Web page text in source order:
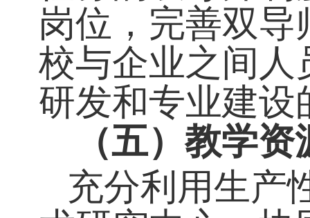
现代学徒制的
形成双导师制
任务的双导师
岗位，完善双
校与企业之间